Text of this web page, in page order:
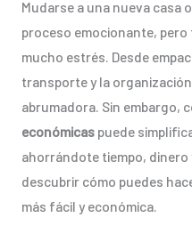
Mudarse a una nueva casa
proceso emocionante,
mucho estrés. Desde
transporte y la
abrumadora. Sin embargo,
económicas puede
ahorrándote tiempo,
descubrir cómo puedes
más fácil y económica.